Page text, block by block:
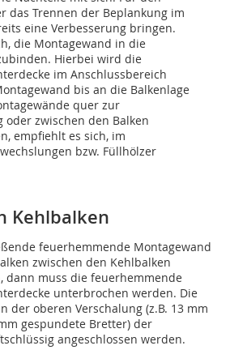
das Trennen der Beplankung im
eine Verbesserung bringen.
die Montagewand in die
Hierbei wird die
im Anschlussbereich
bis an die Balkenlage
quer zur
oder zwischen den Balken
empfiehlt es sich, im
bzw. Füllhölzer
Kehlbalken
feuerhemmende Montagewand
zwischen den Kehlbalken
dann muss die feuerhemmende
unterbrochen werden. Die
der oberen Verschalung (z.B. 13 mm
gespundete Bretter) der
angeschlossen werden.